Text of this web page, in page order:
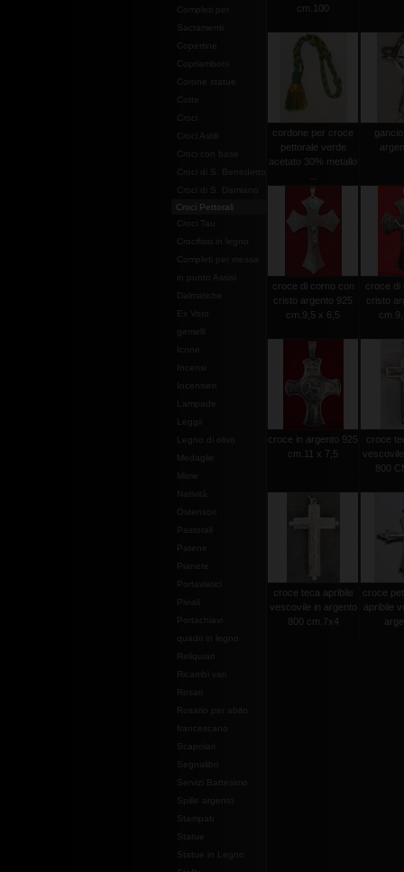
Completi per
Sacramenti
Copertine
Copriamboni
Corone statue
Cotte
Croci
Croci Astili
Croci con base
Croci di S. Benedetto
Croci di S. Damiano
Croci Pettorali
Croci Tau
Crocifissi in legno
Completi per messa
in punto Assisi
Dalmatiche
Ex Voto
gemelli
Leggii
Legno di olivo
Medaglie
Mitrie
Natività
Ostensori
Pastorali
Patene
Pianete
Portaviatici
Piviali
Portachiavi
quadri in legno
Reliquiari
Ricambi vari
Rosari
Rosario per abito
francescano
Scapolari
Segnalibri
Servizi Battesimo
Spille argento
Stampati
Statue
Statue in Legno
cm.100
cordone per croce
pettorale verde
acetato 30% metallo
croce di corno con
cristo argento 925
cm.9,5 x 6,5
croce di
cristo
croce in argento 925
cm.11 x 7,5
croce
800
croce teca apribile
vescovile in argento
800 cm.7x4
croce
apribile